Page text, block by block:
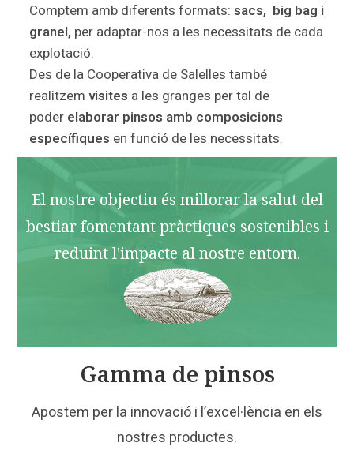
Comptem amb diferents formats:sacs, big bag i
granel, per adaptar-nos a les necessitats de cada
explotació.
Des de la Cooperativa de Salelles també
realitzemvisites a les granges per tal de
poder elaborar pinsos amb composicions
específiques en funció de les necessitats.
El nostre objectiu és millorar la salut del
bestiar fomentant pràctiques sostenibles i
reduint l'impacte al nostre entorn.
Gamma de pinsos
Apostem per la innovació i l’excel·lència en els
nostres productes.